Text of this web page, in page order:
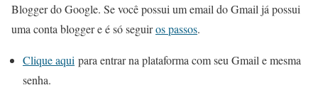
Bloggerdo Google. Se você possui um email do Gmail já possui
uma conta blogger e é só seguiros passos.
Clique aqui para entrar na plataforma com seu Gmail e mesma
senha.